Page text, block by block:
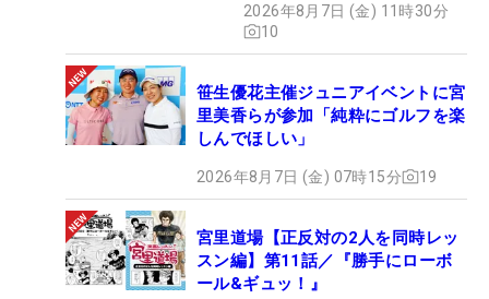
2026年8月7日 (金) 11時30分
10
笹生優花主催ジュニアイベントに宮
里美香らが参加「純粋にゴルフを楽
しんでほしい」
2026年8月7日 (金) 07時15分 19
宮里道場【正反対の2人を同時レッ
スン編】第11話／『勝手にローボ
ール&ギュッ！』